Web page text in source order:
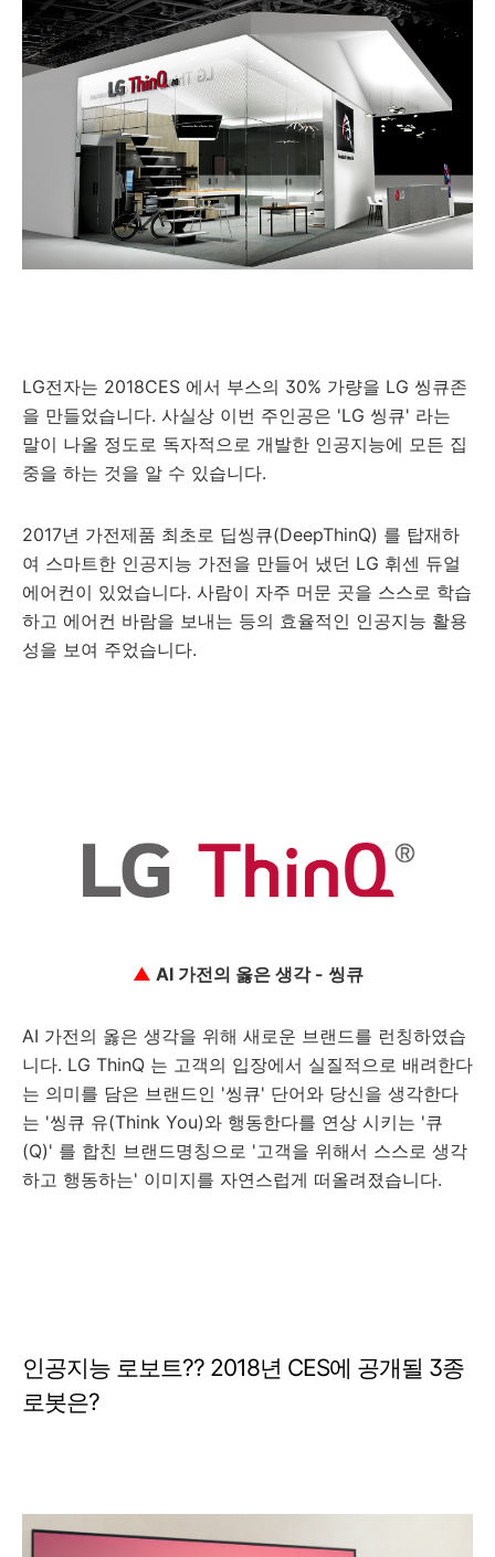
LG전자는 2018CES 에서 부스의 30% 가량을 LG 씽큐존
을 만들었습니다. 사실상 이번 주인공은 'LG 씽큐' 라는
말이 나올 정도로 독자적으로 개발한 인공지능에 모든 집
중을 하는 것을 알 수 있습니다.
2017년 가전제품 최초로 딥씽큐(DeepThinQ) 를 탑재하
여 스마트한 인공지능 가전을 만들어 냈던 LG 휘센 듀얼
에어컨이 있었습니다. 사람이 자주 머문 곳을 스스로 학습
하고 에어컨 바람을 보내는 등의 효율적인 인공지능 활용
성을 보여 주었습니다.
▲ AI 가전의 옳은 생각 - 씽큐
AI 가전의 옳은 생각을 위해 새로운 브랜드를 런칭하였습
니다. LG ThinQ 는 고객의 입장에서 실질적으로 배려한다
는 의미를 담은 브랜드인 '씽큐' 단어와 당신을 생각한다
는 '씽큐 유(Think You)와 행동한다를 연상 시키는 '큐
(Q)' 를 합친 브랜드명칭으로 '고객을 위해서 스스로 생각
하고 행동하는' 이미지를 자연스럽게 떠올려졌습니다.
인공지능 로보트?? 2018년 CES에 공개될 3종
로봇은?